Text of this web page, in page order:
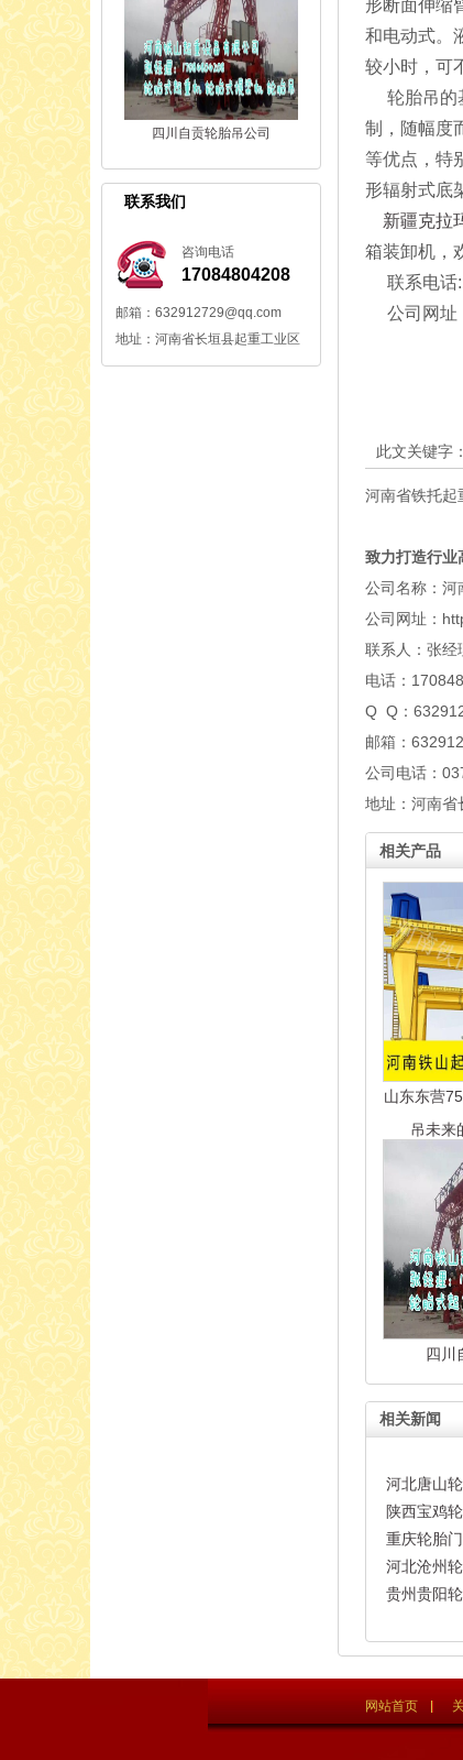
四川自贡轮胎吊公司
联系我们
咨询电话
17084804208
邮箱：632912729@qq.com
地址：河南省长垣县起重工业区
形断面伸缩
和电动式。
较小时，可
轮胎吊的
制，随幅度
等优点，特
形辐射式底
新疆克拉
箱装卸机，
联系电话
公司网址
此文关键字：
河南省铁托起
致力打造行业
公司名称：河
公司网址：
联系人：张经
电话：
Q Q：
邮箱：
公司电话：
地址：河南省
相关产品
山东东营
吊未来
四川
相关新闻
河北唐山
陕西宝鸡
重庆轮胎
河北沧州
机
贵州贵阳
网站首页